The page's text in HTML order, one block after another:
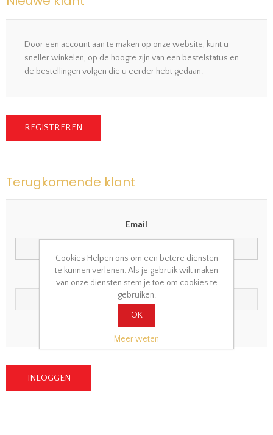
Door een account aan te maken op onze website, kunt u
sneller winkelen, op de hoogte zijn van een bestelstatus en
de bestellingen volgen die u eerder hebt gedaan.
Terugkomende klant
Email
Wachtwoord
Onthoudt mij?Wachtwoord vergeten?
Cookies Helpen ons om een betere diensten
te kunnen verlenen. Als je gebruik wilt maken
van onze diensten stem je toe om cookies te
gebruiken.
OK
Meer weten